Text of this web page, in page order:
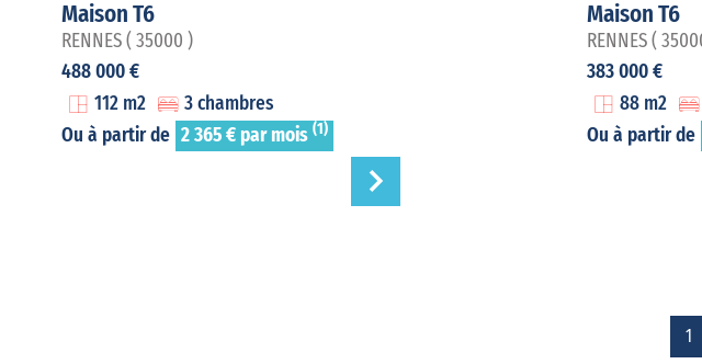
Maison T6
RENNES ( 35000 )
488 000 €
112 m2
3 chambres
Ou à partir de 2 365 € par mois (1)
Maison T6
RENNES (
383 000 €
88 m2
Ou à partir de
1